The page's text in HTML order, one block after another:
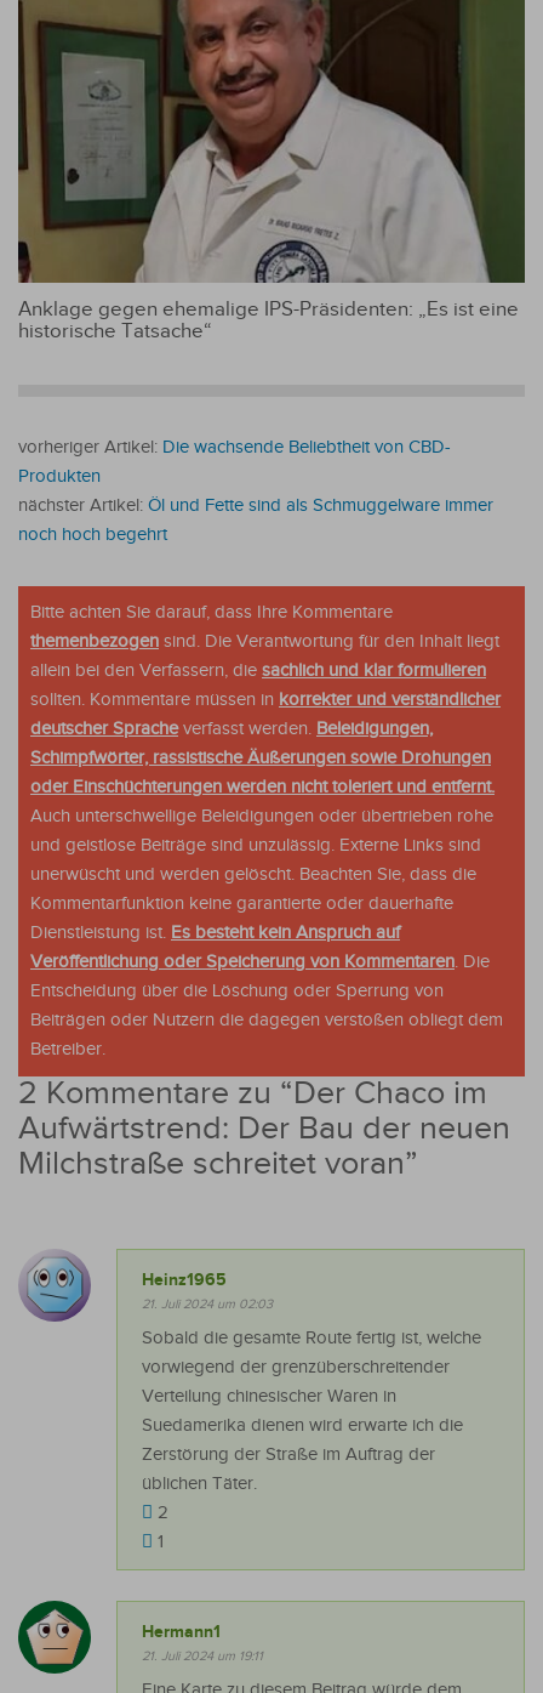
Anklage gegen ehemalige IPS-Präsidenten: „Es ist eine
historische Tatsache“
vorheriger Artikel: Die wachsende Beliebtheit von CBD-
Produkten
nächster Artikel: Öl und Fette sind als Schmuggelware immer
noch hoch begehrt
Bitte achten Sie darauf, dass Ihre Kommentare
themenbezogen sind. Die Verantwortung für den Inhalt liegt
allein bei den Verfassern, die sachlich und klar formulieren
sollten. Kommentare müssen in korrekter und verständlicher
deutscher Spracheverfasst werden. Beleidigungen,
Schimpfwörter, rassistische Äußerungen sowie Drohungen
oder Einschüchterungen werden nicht toleriert und entfernt.
Auch unterschwellige Beleidigungen oder übertrieben rohe
und geistlose Beiträge sind unzulässig. Externe Links sind
unerwüscht und werden gelöscht. Beachten Sie, dass die
Kommentarfunktion keine garantierte oder dauerhafte
Dienstleistung ist. Es besteht kein Anspruch auf
Veröffentlichung oder Speicherung von Kommentaren. Die
Entscheidung über die Löschung oder Sperrung von
Beiträgen oder Nutzern die dagegen verstoßen obliegt dem
Betreiber.
2 Kommentare zu “Der Chaco im
Aufwärtstrend: Der Bau der neuen
Milchstraße schreitet voran”
Heinz1965
21. Juli 2024 um 02:03
Sobald die gesamte Route fertig ist, welche
vorwiegend der grenzüberschreitender
Verteilung chinesischer Waren in
Suedamerika dienen wird erwarte ich die
Zerstörung der Straße im Auftrag der
üblichen Täter.
2
1
Hermann1
21. Juli 2024 um 19:11